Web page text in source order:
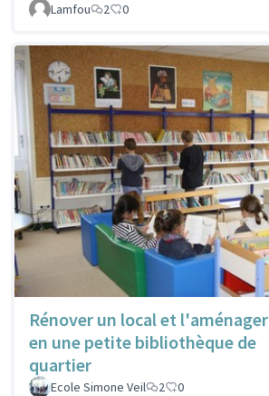
Lamfou 2 0
Rénover un local et l'aménager
en une petite bibliothèque de
quartier
Ecole Simone Veil 2 0